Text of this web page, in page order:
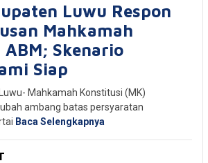
Luwu Respon
Mahkamah
Skenario
Siap
Mahkamah Konstitusi (MK)
ambang batas persyaratan
Baca Selengkapnya